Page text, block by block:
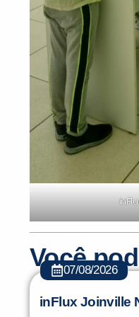
Você07/08/2026
inFlux Joinville